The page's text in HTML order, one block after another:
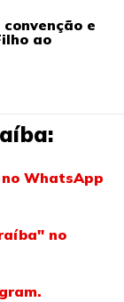
e
ao
WhatsApp
no